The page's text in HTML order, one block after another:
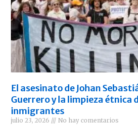
El asesinato de Johan
Guerrero y la limpieza étnica
inmigrantes
julio 23, 2026 No hay comentarios